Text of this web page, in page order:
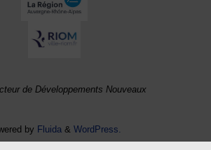
de Développements Nouveaux
by Fluida & WordPress.